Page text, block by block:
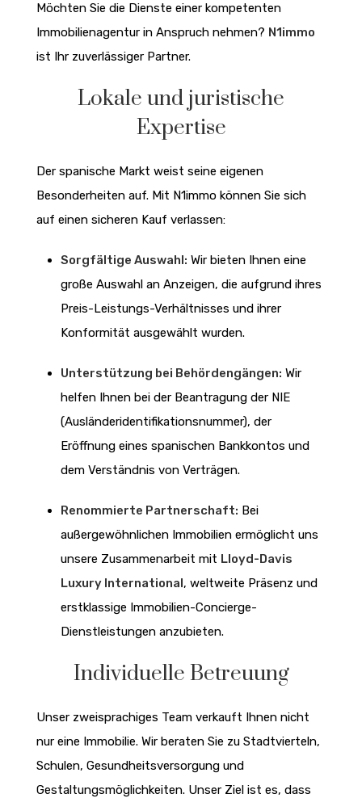
Möchten Sie die Dienste einer kompetenten
Immobilienagentur in Anspruch nehmen? N1immo
ist Ihr zuverlässiger Partner.
Lokale und juristische
Expertise
Der spanische Markt weist seine eigenen
Besonderheiten auf. Mit N1immo können Sie sich
auf einen sicheren Kauf verlassen:
Sorgfältige Auswahl: Wir bieten Ihnen eine
große Auswahl an Anzeigen, die aufgrund ihres
Preis-Leistungs-Verhältnisses und ihrer
Konformität ausgewählt wurden.
Unterstützung bei Behördengängen: Wir
helfen Ihnen bei der Beantragung der NIE
(Ausländeridentifikationsnummer), der
Eröffnung eines spanischen Bankkontos und
dem Verständnis von Verträgen.
Renommierte Partnerschaft: Bei
außergewöhnlichen Immobilien ermöglicht uns
unsere Zusammenarbeit mit Lloyd-Davis
Luxury International, weltweite Präsenz und
erstklassige Immobilien-Concierge-
Dienstleistungen anzubieten.
Individuelle Betreuung
Unser zweisprachiges Team verkauft Ihnen nicht
nur eine Immobilie. Wir beraten Sie zu Stadtvierteln,
Schulen, Gesundheitsversorgung und
Gestaltungsmöglichkeiten. Unser Ziel ist es, dass